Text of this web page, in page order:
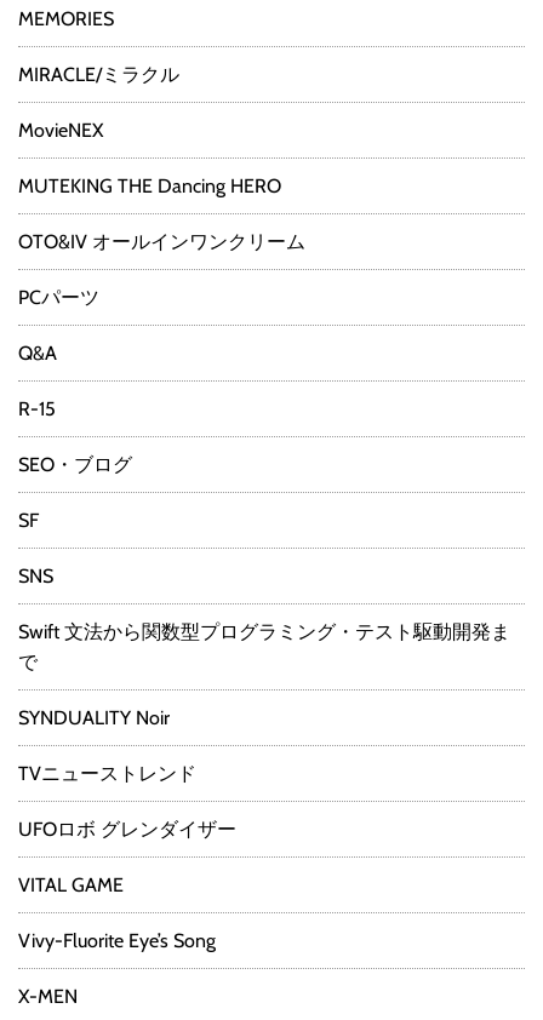
MEMORIES
MIRACLE/ミラクル
MovieNEX
MUTEKING THE Dancing HERO
OTO&IV オールインワンクリーム
PCパーツ
Q&A
R-15
SEO・ブログ
SF
SNS
Swift 文法から関数型プログラミング・テスト駆動開発ま
で
SYNDUALITY Noir
TVニューストレンド
UFOロボ グレンダイザー
VITAL GAME
Vivy-Fluorite Eye’s Song
X-MEN